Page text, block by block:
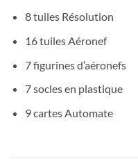
8 tuiles Résolution
16 tuiles Aéronef
7 figurines d’aéronefs
7 socles en plastique
9 cartes Automate